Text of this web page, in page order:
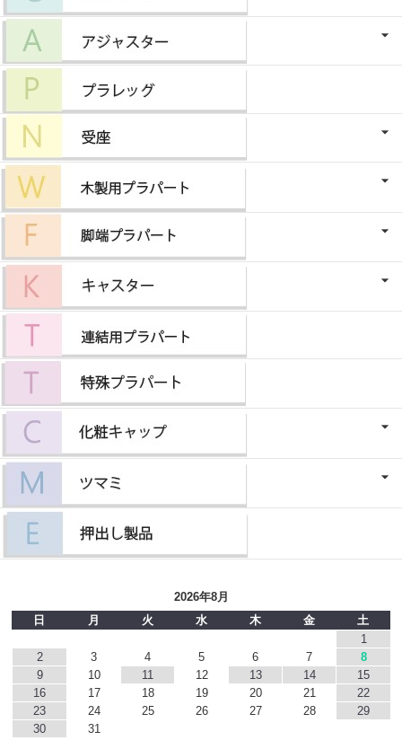
2026年8月
日
月 火 水 木 金
土
1
2
3 4 5 6 7
8
9
10 11 12 13 14
15
16
17 18 19 20 21
22
23
24 25 26 27 28
29
30
31